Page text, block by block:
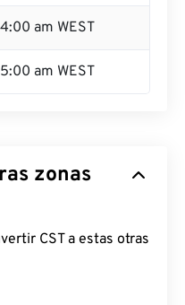
am WEST
am WEST
zonas
CST a estas otras